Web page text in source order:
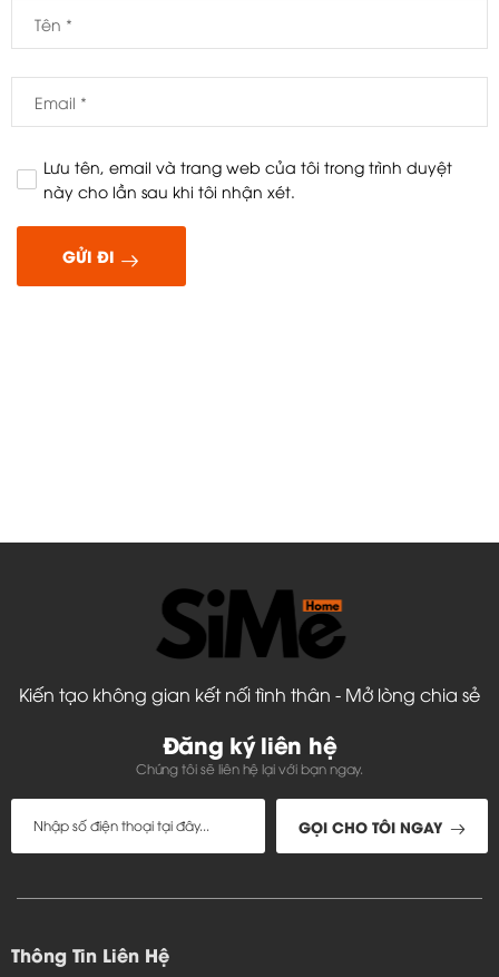
Lưu tên, email và trang web của tôi trong trình duyệt
này cho lần sau khi tôi nhận xét.
GỬI ĐI
Kiến tạo không gian kết nối tình thân - Mở lòng chia sẻ
Đăng ký liên hệ
Chúng tôi sẽ liên hệ lại với bạn ngay.
GỌI CHO TÔI NGAY
Thông Tin Liên Hệ